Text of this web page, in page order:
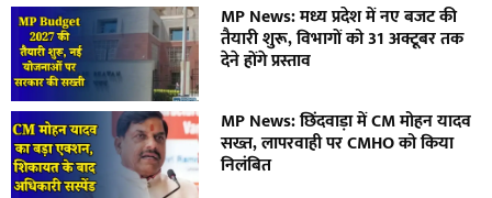
MP News: मध्य प्रदेश में नए बजट की
तैयारी शुरू, विभागों को 31 अक्टूबर तक
देने होंगे प्रस्ताव
MP News: छिंदवाड़ा में CM मोहन यादव
सख्त, लापरवाही पर CMHO को किया
निलंबित